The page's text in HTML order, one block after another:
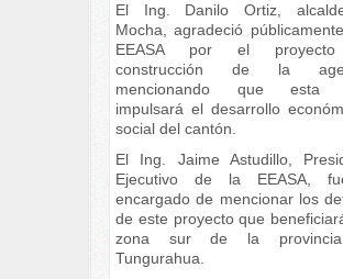
El Ing. Danilo Ortiz,
Mocha, agradeció
EEASA por el
construcción de la
mencionando que esta
impulsará el desarrollo
social del cantón.
El Ing. Jaime Astudillo,
Ejecutivo de la EEASA,
encargado de mencionar los
de este proyecto que
zona sur de la
Tungurahua.